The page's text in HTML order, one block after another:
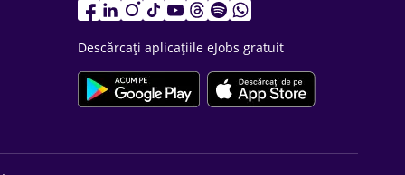
Descărcați aplicațiile eJobs gratuit